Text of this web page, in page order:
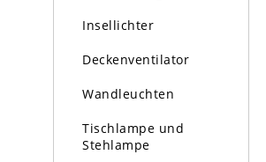
Insellichter
Deckenventilator
Wandleuchten
Tischlampe und
Stehlampe